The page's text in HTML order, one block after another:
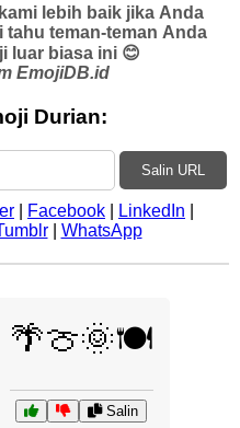
lebih baik jika Anda
tahu teman-teman Anda
luar biasa ini 😊
EmojiDB.id
Durian:
Salin URL
Facebook LinkedIn
| WhatsApp
🌴🍈🌞🍽️
Salin